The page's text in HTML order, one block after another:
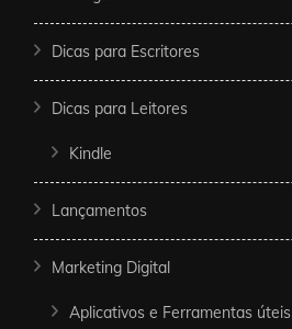
Dicas para Escritores
Dicas para Leitores
Kindle
Lançamentos
Marketing Digital
Aplicativos e Ferramentas úteis